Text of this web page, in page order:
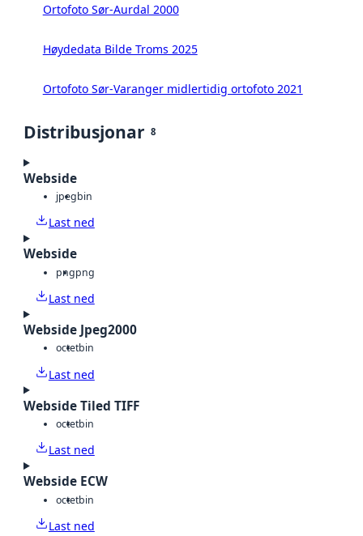
Ortofoto Sør-Aurdal 2000
Høydedata Bilde Troms 2025
Ortofoto Sør-Varanger midlertidig ortofoto 2021
Distribusjonar 8
Webside
jpegbin
Last ned
Webside
pngpng
Last ned
Webside Jpeg2000
octetbin
Last ned
Webside Tiled TIFF
octetbin
Last ned
Webside ECW
octetbin
Last ned